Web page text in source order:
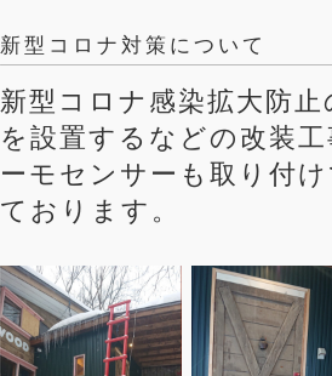
新型コロナ対策について
新型コロナ感染拡大防
を設置するなどの改装
ーモセンサーも取り付
ております。